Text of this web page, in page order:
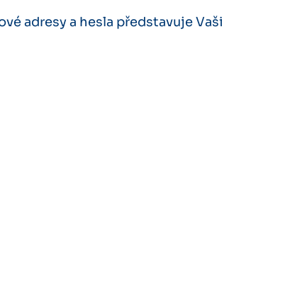
adresy a hesla představuje Vaši